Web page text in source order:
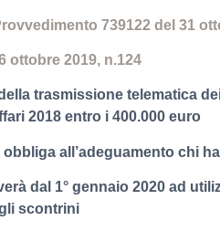
739122 del 31
ottobre 2019, n.124
trasmissione telematica
2018 entro i 400.000 euro
all’adeguamento chi
dal 1° gennaio 2020 ad
scontrini